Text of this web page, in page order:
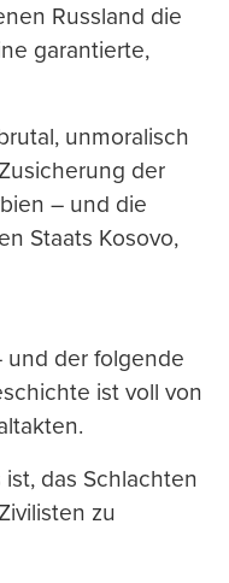
Russland die
garantierte,
unmoralisch
der
– und die
Staats Kosovo,
und der folgende
ist voll von
das Schlachten
zu